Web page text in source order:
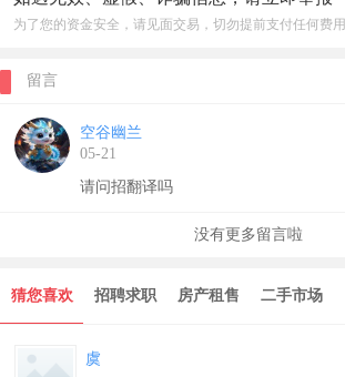
为了您的资金安全，请见面交易，切勿提前支付任何费用
留言
空谷幽兰
05-21
请问招翻译吗
没有更多留言啦
猜您喜欢
招聘求职 房产租售 二手市场 二手车
虞